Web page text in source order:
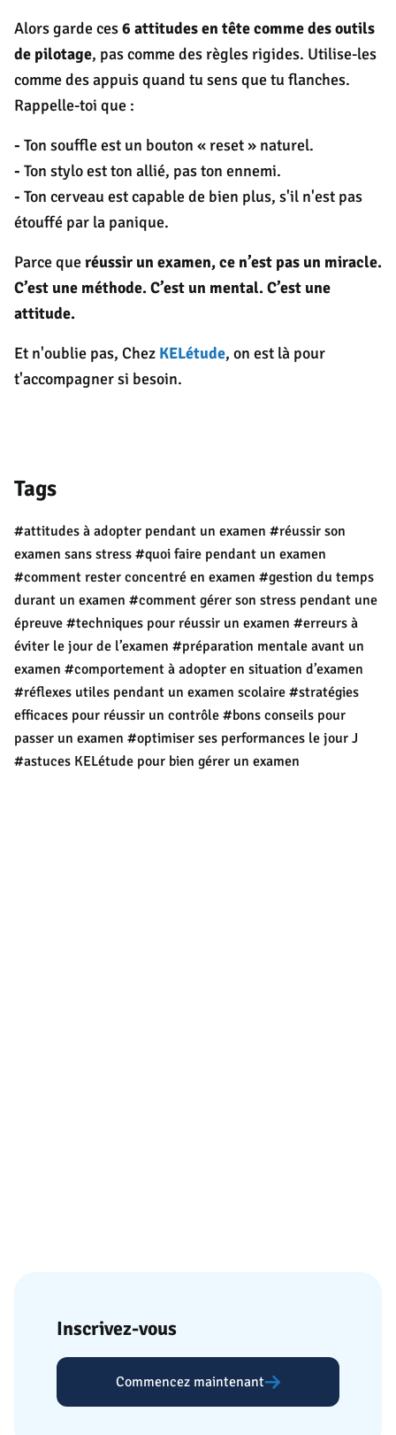
Alors garde ces6 attitudes en tête comme des outils
de pilotage, pas comme des règles rigides. Utilise-les
comme des appuis quand tu sens que tu flanches.
Rappelle-toi que :
- Ton souffle est un bouton « reset » naturel.
- Ton stylo est ton allié, pas ton ennemi.
- Ton cerveau est capable de bien plus, s'il n'est pas
étouffé par la panique.
Parce queréussir un examen, ce n’est pas un miracle.
C’est une méthode. C’est un mental. C’est une
attitude.
Et n'oublie pas, Chez KELétude, on est là pour
t'accompagner si besoin.
Tags
#attitudes à adopter pendant un examen #réussir son
examen sans stress #quoi faire pendant un examen
#comment rester concentré en examen #gestion du temps
durant un examen #comment gérer son stress pendant une
épreuve #techniques pour réussir un examen #erreurs à
éviter le jour de l’examen #préparation mentale avant un
examen #comportement à adopter en situation d’examen
#réflexes utiles pendant un examen scolaire #stratégies
efficaces pour réussir un contrôle #bons conseils pour
passer un examen #optimiser ses performances le jour J
#astuces KELétude pour bien gérer un examen
Inscrivez-vous
Commencez maintenant